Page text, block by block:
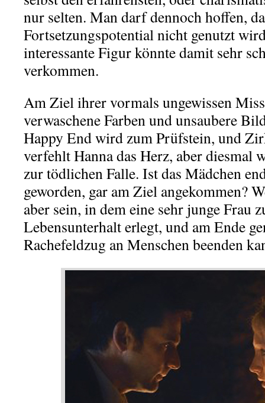
nur selten. Man darf dennoch hoffen,
Fortsetzungspotential nicht genutzt
interessante Figur könnte damit sehr
verkommen.
Am Ziel ihrer vormals ungewissen
verwaschene Farben und unsaubere
Happy End wird zum Prüfstein, und
verfehlt Hanna das Herz, aber diesmal
zur tödlichen Falle. Ist das Mädchen
geworden, gar am Ziel angekommen?
aber sein, in dem eine sehr junge Frau
Lebensunterhalt erlegt, und am Ende
Rachefeldzug an Menschen beenden